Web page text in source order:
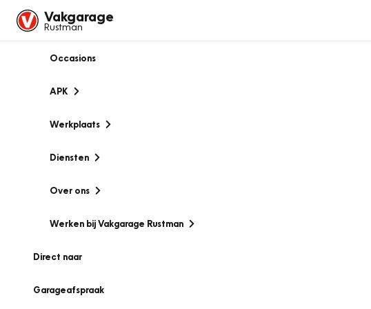
Vakgarage
Rustman
Occasions
APK
Werkplaats
Diensten
Over ons
Werken bij Vakgarage Rustman
Direct naar
Garageafspraak